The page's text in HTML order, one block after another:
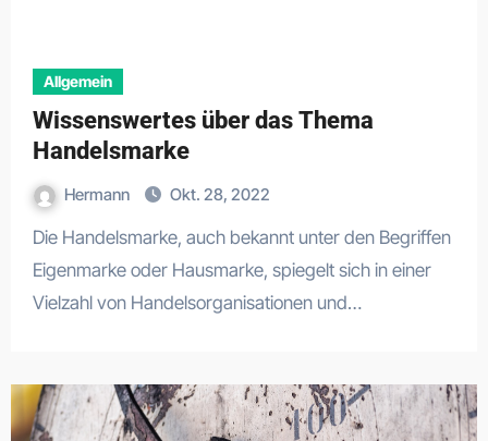
Allgemein
Wissenswertes über das Thema
Handelsmarke
Hermann Okt. 28, 2022
Die Handelsmarke, auch bekannt unter den Begriffen
Eigenmarke oder Hausmarke, spiegelt sich in einer
Vielzahl von Handelsorganisationen und…